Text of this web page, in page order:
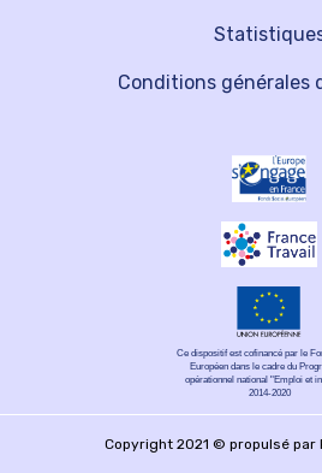
Conditions générales
Ce dispositif est cofinancé par le
Européen dans le cadre du
opérationnel national "Emploi et
2014-2020
Copyright 2021 © propulsé par